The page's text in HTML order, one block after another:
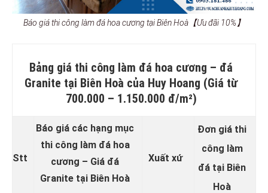
Báo giá thi công làm đá hoa cương tại Biên Hoà【Ưu đãi 10%】
Bảng giá thi công làm đá hoa cương – đá
Granite tại Biên Hoà của Huy Hoang (Giá từ
700.000 – 1.150.000 đ/m²)
Stt
Báo giá các hạng mục
thi công làm đá hoa
cương – Giá đá
Granite tại Biên Hoà
Xuất xứ
Đơn giá thi
công làm
đá tại Biên
Hoà